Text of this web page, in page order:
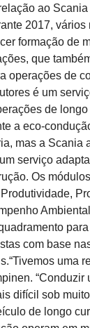
ao
2017, vários
formação de
que
operações de
é um
de
a eco-
mas a Scania
serviço
Os
com base
uma
“Conduzir
difícil sob
de longo